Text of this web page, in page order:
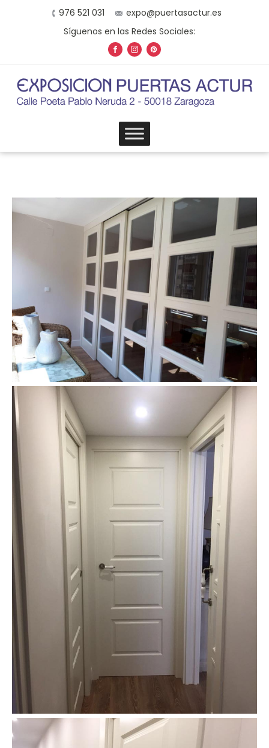
976 521 031
expo@puertasactur.es
Síguenos en las Redes Sociales: